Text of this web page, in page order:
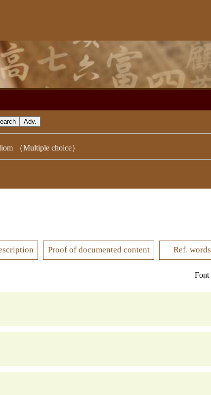
（Multiple choice）
Proof of documented content Ref. words
Font